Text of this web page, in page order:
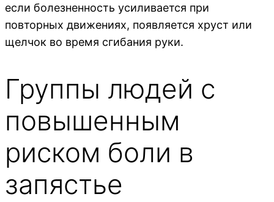
если болезненность усиливается при
повторных движениях, появляется хруст или
щелчок во время сгибания руки.
Группы людей с
повышенным
риском боли в
запястье